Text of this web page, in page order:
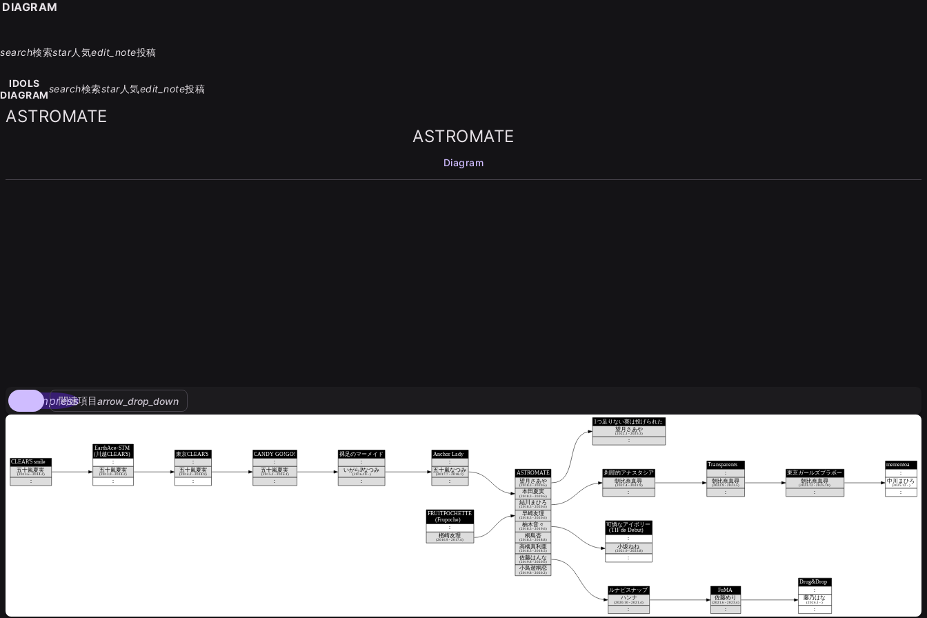
search検索star人気edit_note投稿
IDOLS
DIAGRAM
search検索star人気edit_note投稿
ASTROMATE
ASTROMATE
Diagram
compress
関連項目arrow_drop_down